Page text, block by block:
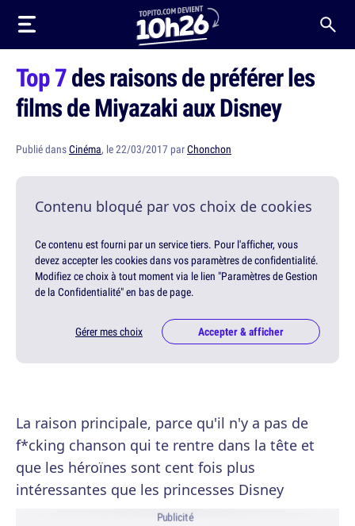
Top 7des raisons de préférer les
films de Miyazaki aux Disney
Publié dansCinéma, le 22/03/2017 parChonchon
Contenu bloqué par vos choix de cookies
Ce contenu est fourni par un service tiers. Pour l'afficher, vous
devez accepter les cookies dans vos paramètres de confidentialité.
Modifiez ce choix à tout moment via le lien "Paramètres de Gestion
de la Confidentialité" en bas de page.
Gérer mes choix Accepter & afficher
La raison principale, parce qu'il n'y a pas de
f*cking chanson qui te rentre dans la tête et
que les héroïnes sont cent fois plus
intéressantes que les princesses Disney
Publicité